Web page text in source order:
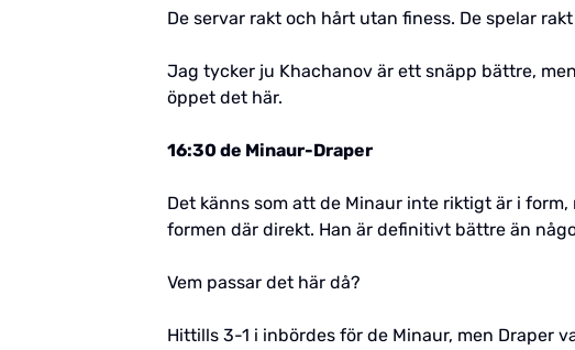
De servar rakt och hårt utan finess. De spelar
Jag tycker ju Khachanov är ett snäpp bättre,
öppet det här.
16:30 de Minaur-Draper
Det känns som att de Minaur inte riktigt är i
formen där direkt. Han är definitivt bättre än
Vem passar det här då?
Hittills 3-1 i inbördes för de Minaur, men Draper